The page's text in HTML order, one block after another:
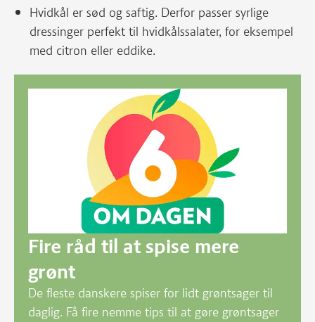
Hvidkål er sød og saftig. Derfor passer syrlige
dressinger perfekt til hvidkålssalater, for eksempel
med citron eller eddike.
Fire råd til at spise mere
grønt
De fleste danskere spiser for lidt grøntsager til
daglig. Få fire nemme tips til at gøre grøntsager